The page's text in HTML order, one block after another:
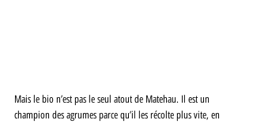
Mais le bio n’est pas le seul atout de Matehau. Il est un
champion des agrumes parce qu’il les récolte plus vite, en